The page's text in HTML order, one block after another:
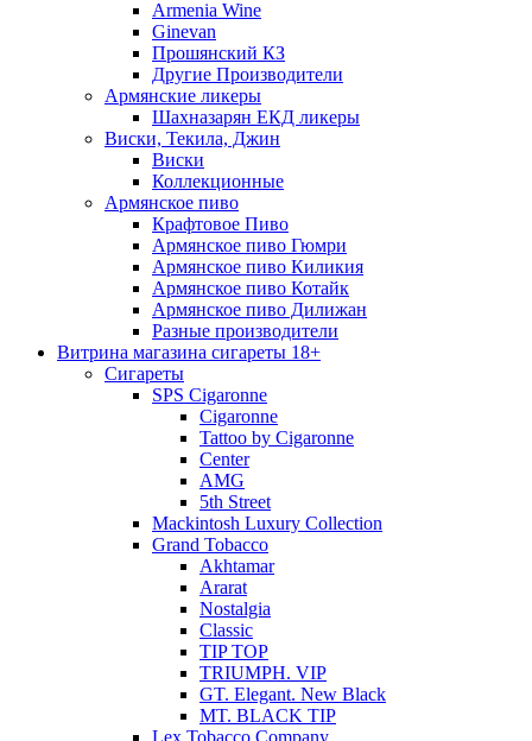
Armenia Wine
Ginevan
Прошянский КЗ
Другие Производители
Армянские ликеры
Шахназарян ЕКД ликеры
Виски, Текила, Джин
Виски
Коллекционные
Армянское пиво
Крафтовое Пиво
Армянское пиво Гюмри
Армянское пиво Киликия
Армянское пиво Котайк
Армянское пиво Дилижан
Разные производители
Витрина магазина сигареты 18+
Cигареты
SPS Cigaronne
Сigaronne
Tattoo by Cigaronne
Center
AMG
5th Street
Mackintosh Luxury Collection
Grand Tobacco
Akhtamar
Ararat
Nostalgia
Classic
TIP TOP
TRIUMPH. VIP
GT. Elegant. New Black
MT. BLACK TIP
Lex Tobacco Company